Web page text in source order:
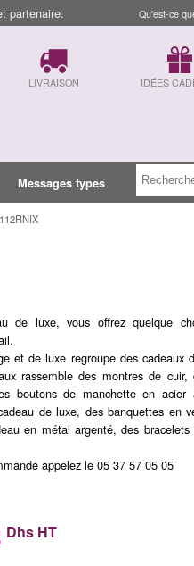
partenaire. Qu'est-ce
LIVRAISON IDÉES
Messages types
de luxe, vous offrez quelque
et de luxe regroupe des
rassemble des montres de
boutons de manchette en
de luxe, des banquettes en
en métal argenté, des
appelez le 05 37 57 05 05
Dhs HT